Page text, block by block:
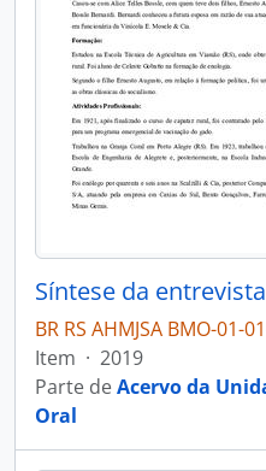
BR RS AHMJSA BMO-01-
Item · 2019
Parte deAcervo da
Oral